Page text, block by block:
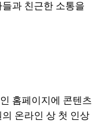
과 친근한 소통을
홈페이지에 콘텐츠
온라인 상 첫 인상